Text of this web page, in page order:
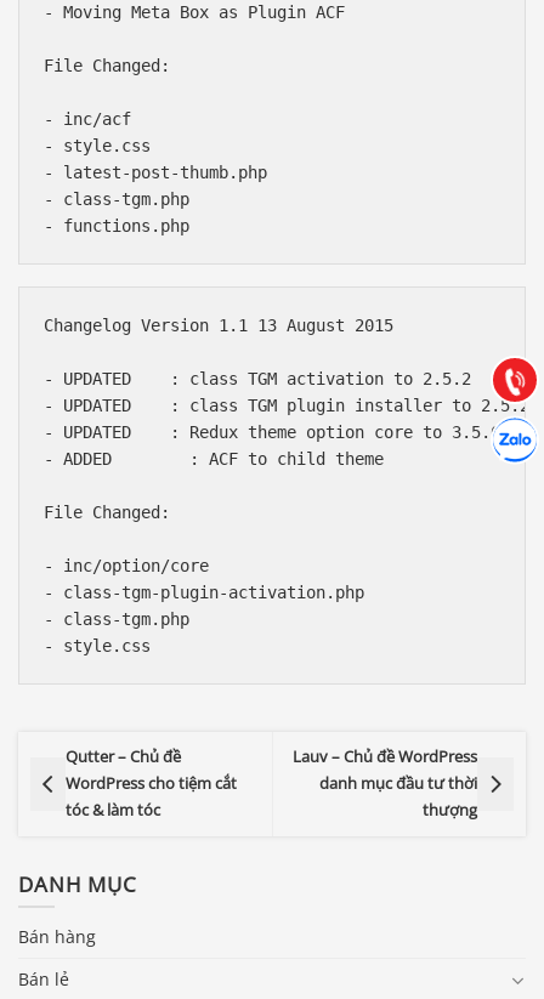
- Moving Meta Box as Plugin ACF
File Changed:
- inc/acf
- style.css
- latest-post-thumb.php
- class-tgm.php
Changelog Version 1.1 13 August 2015
- UPDATED    : class TGM activation to 2.5.2
- UPDATED    : class TGM plugin installer to 2.5.2
- UPDATED    : Redux theme option core to 3.5.6.1
- ADDED        : ACF to child theme
File Changed:
- inc/option/core
- class-tgm-plugin-activation.php
- class-tgm.php
Qutter – Chủ đề
WordPress cho tiệm cắt
tóc & làm tóc
Lauv – Chủ đề WordPress
danh mục đầu tư thời
thượng
DANH MỤC
Bán hàng
Bán lẻ
Gọi
0903.976.769
Hướng dẫn & Hỗ trợ:
(028) 22.166.144
Chát
Tư vấn
Hợp tác